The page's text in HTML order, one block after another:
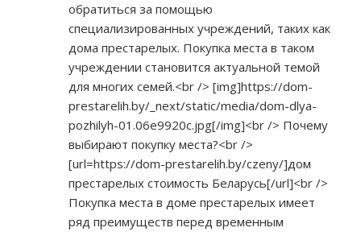
обратиться за помощью
специализированных учреждений, таких как
дома престарелых. Покупка места в таком
учреждении становится актуальной темой
для многих семей.<br /> [img]https://dom-
prestarelih.by/_next/static/media/dom-dlya-
pozhilyh-01.06e9920c.jpg[/img]<br /> Почему
выбирают покупку места?<br />
[url=https://dom-prestarelih.by/czeny/]дом
престарелых стоимость Беларусь[/url]<br />
Покупка места в доме престарелых имеет
ряд преимуществ перед временным